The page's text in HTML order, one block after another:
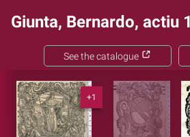
Giunta, Bernardo, actiu
See the catalogue
+1